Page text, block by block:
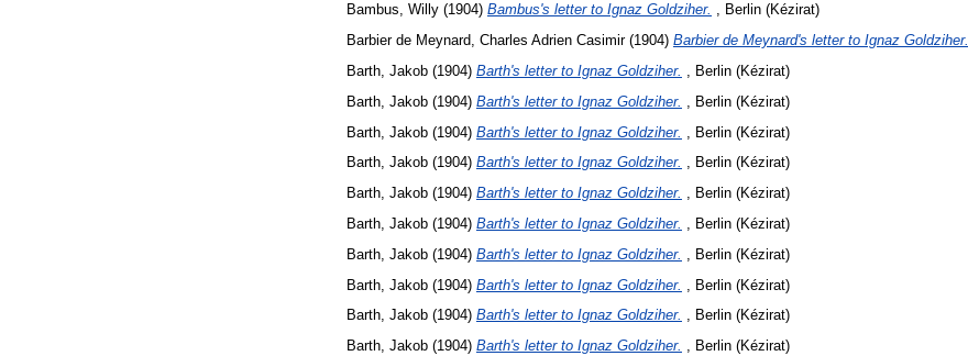
Bambus, Willy (1904) Bambus's letter to Ignaz Goldziher. , Berlin (Kézirat)
Barbier de Meynard, Charles Adrien Casimir(1904) Barbier de Meynard's letter to Ignaz Goldziher.
Barth, Jakob (1904) Barth's letter to Ignaz Goldziher. , Berlin (Kézirat)
Barth, Jakob (1904) Barth's letter to Ignaz Goldziher.
, Berlin (Kézirat)
Barth, Jakob (1904) Barth's letter to Ignaz Goldziher.
, Berlin (Kézirat)
Barth, Jakob (1904) Barth's letter to Ignaz Goldziher. , Berlin (Kézirat)
Barth, Jakob (1904) Barth's letter to Ignaz Goldziher. , Berlin (Kézirat)
Barth, Jakob (1904) Barth's letter to Ignaz Goldziher. , Berlin (Kézirat)
Barth, Jakob (1904) Barth's letter to Ignaz Goldziher.
, Berlin (Kézirat)
Barth, Jakob (1904) Barth's letter to Ignaz Goldziher.
, Berlin (Kézirat)
Barth, Jakob (1904) Barth's letter to Ignaz Goldziher. , Berlin (Kézirat)
Barth, Jakob (1904) Barth's letter to Ignaz Goldziher. , Berlin (Kézirat)